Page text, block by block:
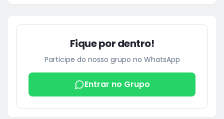
Fique por dentro!
Participe do nosso grupo no WhatsApp
Entrar no Grupo